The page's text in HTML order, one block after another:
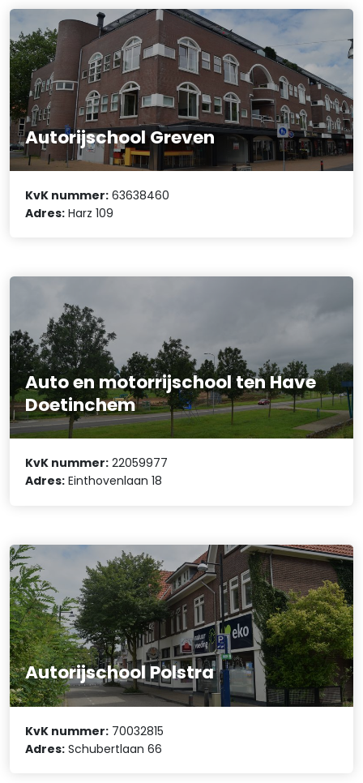
Autorijschool Greven
KvK nummer: 63638460
Adres: Harz 109
Auto en motorrijschool ten Have
Doetinchem
KvK nummer: 22059977
Adres: Einthovenlaan 18
Autorijschool Polstra
KvK nummer: 70032815
Adres: Schubertlaan 66